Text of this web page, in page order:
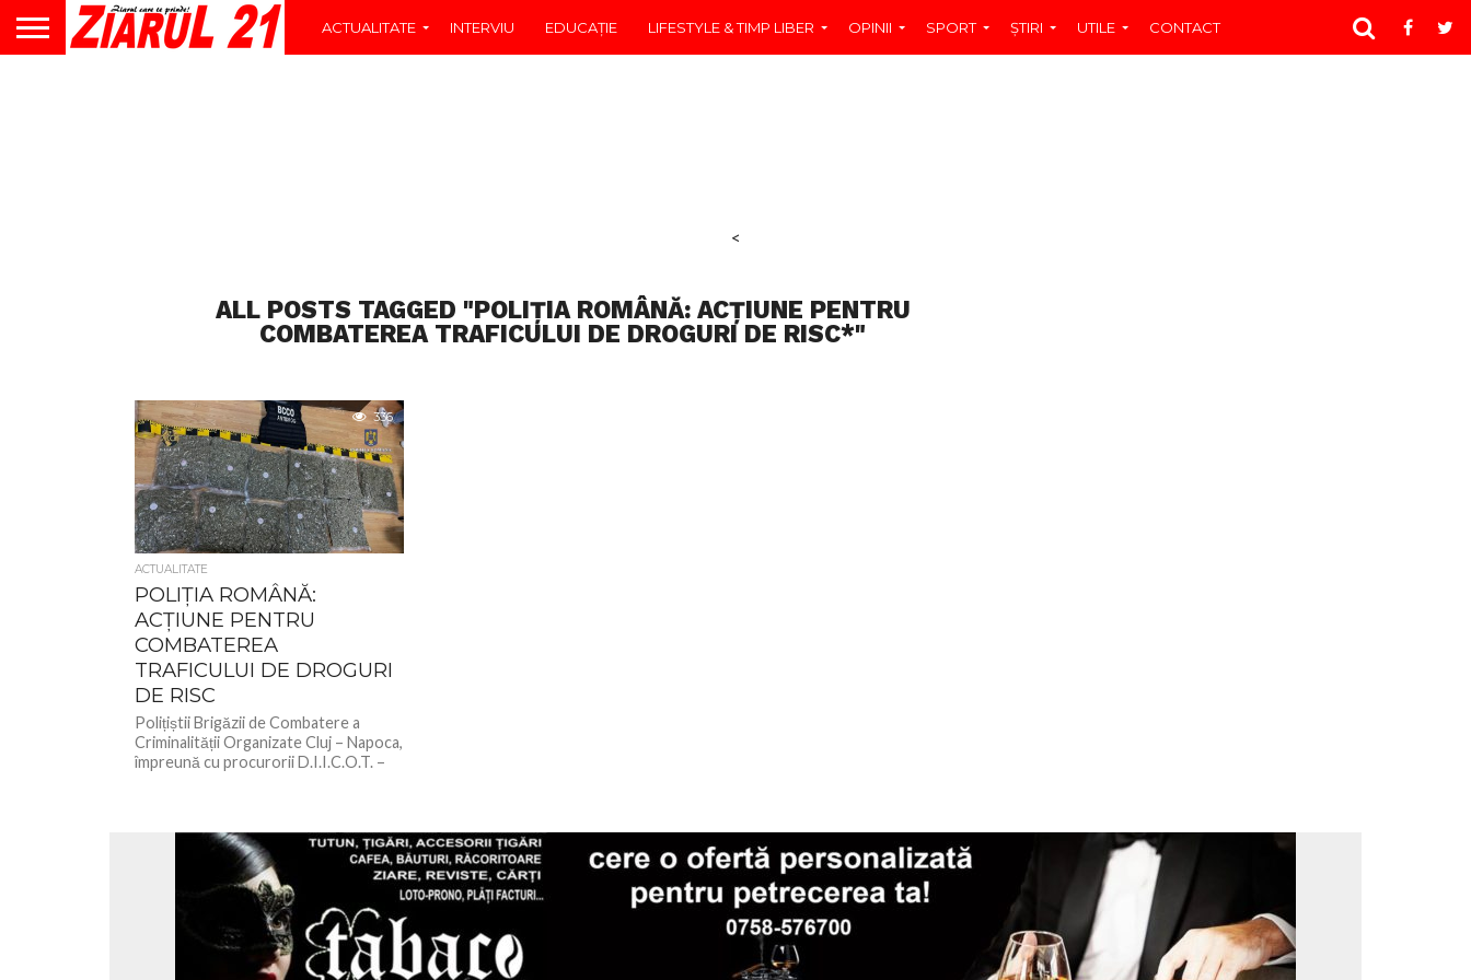
ACTUALITATE INTERVIU EDUCAŢIE LIFESTYLE & TIMP LIBER OPINII SPORT ŞTIRI UTILE CONTACT
<
ALL POSTS TAGGED "POLIȚIA ROMÂNĂ: ACȚIUNE PENTRU
COMBATEREA TRAFICULUI DE DROGURI DE RISC*"
336
ACTUALITATE
POLIȚIA ROMÂNĂ:
ACȚIUNE PENTRU
COMBATEREA
TRAFICULUI DE DROGURI
DE RISC
Polițiștii Brigăzii de Combatere a
Criminalității Organizate Cluj – Napoca,
împreună cu procurorii D.I.I.C.O.T. –